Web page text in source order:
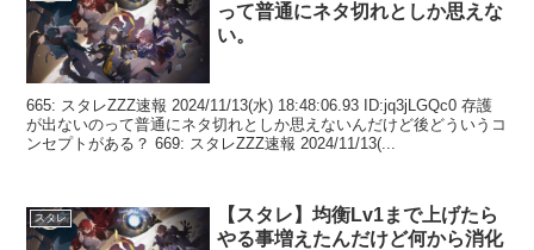
って普通にネタ切れとしか思えな
い。
665: スタレZZZ速報 2024/11/13(水) 18:48:06.93 ID:jq3jLGQc0 存護
が出ないのって普通にネタ切れとしか思えないんだけど後どういうコ
ンセプトがある？ 669: スタレZZZ速報 2024/11/13(...
スタレ
【スタレ】均衡Lv1まで上げたら
やる事増えたんだけど何から消化